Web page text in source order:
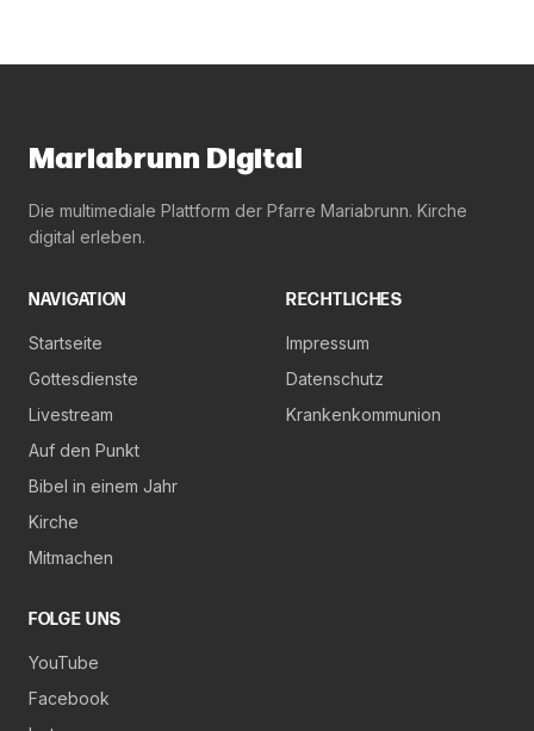
Mariabrunn Digital
Die multimediale Plattform der Pfarre Mariabrunn. Kirche
digital erleben.
NAVIGATION
Startseite
Gottesdienste
Livestream
Auf den Punkt
Bibel in einem Jahr
Kirche
Mitmachen
RECHTLICHES
Impressum
Datenschutz
Krankenkommunion
FOLGE UNS
YouTube
Facebook